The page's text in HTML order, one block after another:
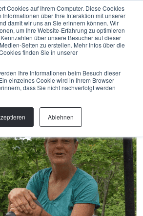
Cookies auf Ihrem Computer. Diese Cookies
Informationen über Ihre Interaktion mit unserer
damit wir uns an Sie erinnern können. Wir
um Ihre Website-Erfahrung zu optimieren
über unsere Besucher auf dieser
Seiten zu erstellen. Mehr Infos über die
finden Sie in unserer
Ihre Informationen beim Besuch dieser
einzelnes Cookie wird in Ihrem Browser
dass Sie nicht nachverfolgt werden
Ablehnen
Menu